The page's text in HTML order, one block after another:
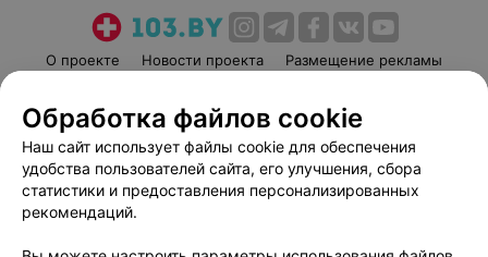
О проекте Новости проекта
Размещение рекламы
Пользовательское соглашение
Способы оплаты
Вакансии
Партнеры
Написать руководителю 103.by
Обработка файлов cookie
Наш сайт использует файлы cookie для обеспечения
удобства пользователей сайта, его улучшения, сбора
статистики и предоставления персонализированных
рекомендаций.